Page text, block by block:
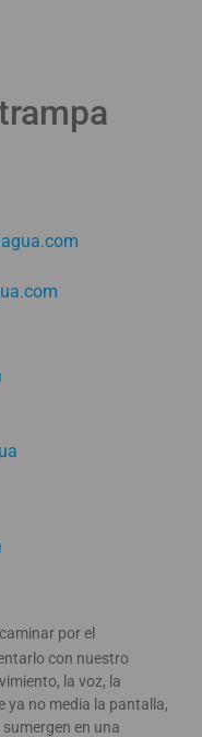
por el
con nuestro
la voz, la
ya no media la pantalla,
en una